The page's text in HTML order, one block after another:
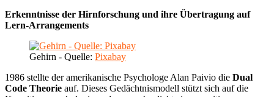
Erkenntnisse der Hirnforschung und ihre Übertragung auf
Lern-Arrangements
Gehirn - Quelle: Pixabay
1986 stellte der amerikanische Psychologe Alan Paivio die Dual
Code Theorie auf. Dieses Gedächtnismodell stützt sich auf die